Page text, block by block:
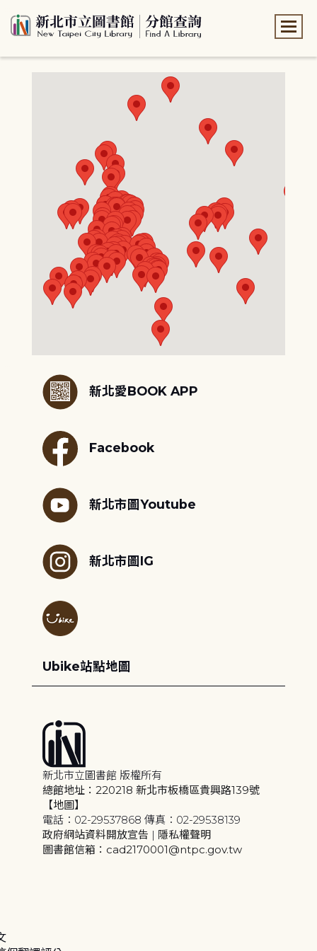
新北愛BOOK APP
Facebook
新北市圖Youtube
新北市圖IG
Ubike站點地圖
新北市立圖書館 版權所有
總館地址：220218 新北市板橋區貴興路139號
【地圖】
電話：02-29537868 傳真：02-29538139
政府網站資料開放宣告 | 隱私權聲明
圖書館信箱：cad2170001@ntpc.gov.tw